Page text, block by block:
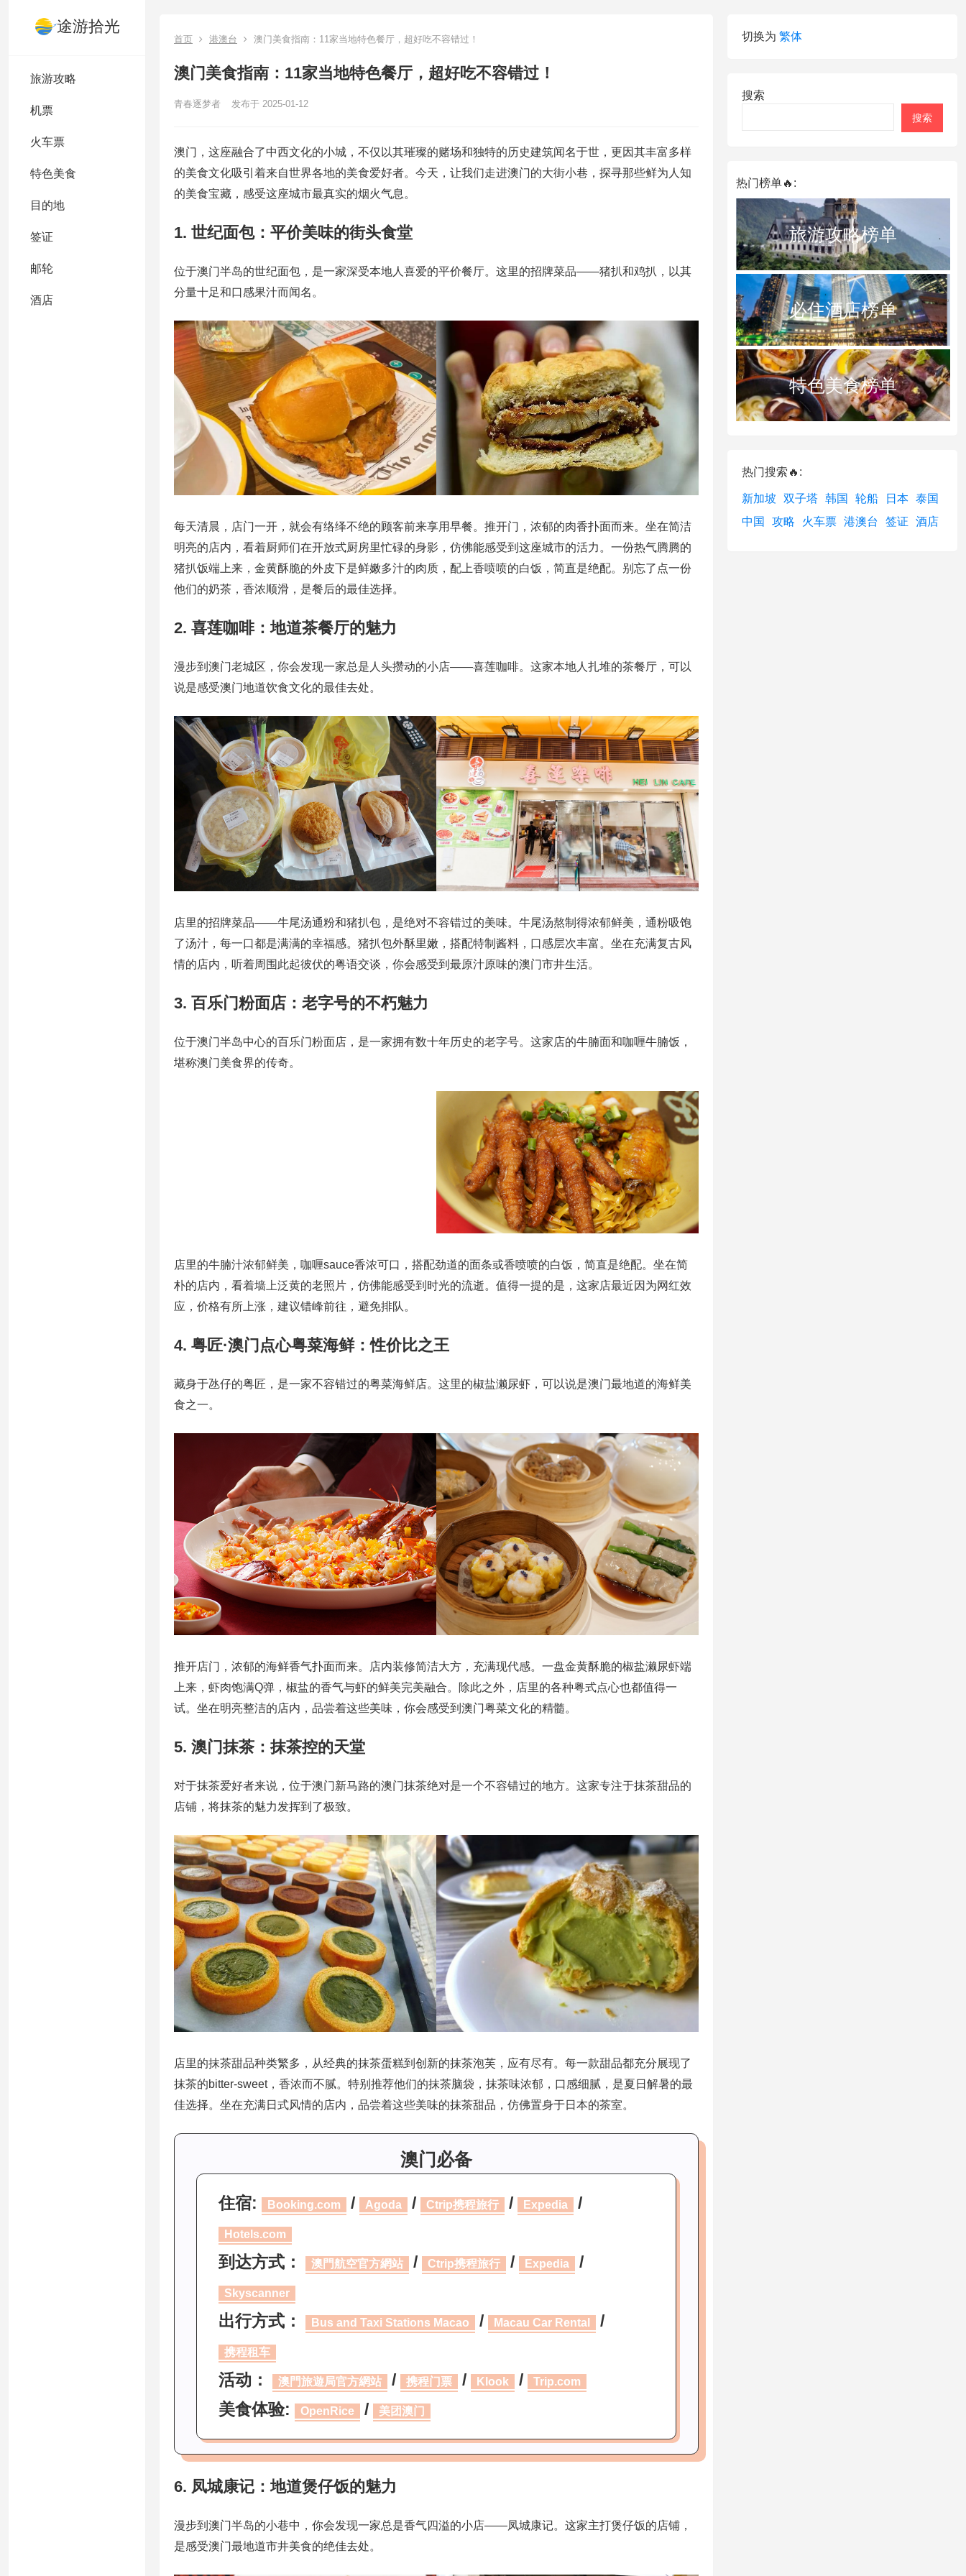
途游拾光
旅游攻略
机票
火车票
特色美食
目的地
签证
邮轮
酒店
首页 港澳台 澳门美食指南：11家当地特色餐厅，超好吃不容错过！
澳门美食指南：11家当地特色餐厅，超好吃不容错过！
青春逐梦者 发布于 2025-01-12
澳门，这座融合了中西文化的小城，不仅以其璀璨的赌场和独特的历史建筑闻名于世，更因其丰富多样
的美食文化吸引着来自世界各地的美食爱好者。今天，让我们走进澳门的大街小巷，探寻那些鲜为人知
的美食宝藏，感受这座城市最真实的烟火气息。
1. 世纪面包：平价美味的街头食堂
位于澳门半岛的世纪面包，是一家深受本地人喜爱的平价餐厅。这里的招牌菜品——猪扒和鸡扒，以其
分量十足和口感果汁而闻名。
每天清晨，店门一开，就会有络绎不绝的顾客前来享用早餐。推开门，浓郁的肉香扑面而来。坐在简洁
明亮的店内，看着厨师们在开放式厨房里忙碌的身影，仿佛能感受到这座城市的活力。一份热气腾腾的
猪扒饭端上来，金黄酥脆的外皮下是鲜嫩多汁的肉质，配上香喷喷的白饭，简直是绝配。别忘了点一份
他们的奶茶，香浓顺滑，是餐后的最佳选择。
2. 喜莲咖啡：地道茶餐厅的魅力
漫步到澳门老城区，你会发现一家总是人头攒动的小店——喜莲咖啡。这家本地人扎堆的茶餐厅，可以
说是感受澳门地道饮食文化的最佳去处。
店里的招牌菜品——牛尾汤通粉和猪扒包，是绝对不容错过的美味。牛尾汤熬制得浓郁鲜美，通粉吸饱
了汤汁，每一口都是满满的幸福感。猪扒包外酥里嫩，搭配特制酱料，口感层次丰富。坐在充满复古风
情的店内，听着周围此起彼伏的粤语交谈，你会感受到最原汁原味的澳门市井生活。
3. 百乐门粉面店：老字号的不朽魅力
位于澳门半岛中心的百乐门粉面店，是一家拥有数十年历史的老字号。这家店的牛腩面和咖喱牛腩饭，
堪称澳门美食界的传奇。
店里的牛腩汁浓郁鲜美，咖喱sauce香浓可口，搭配劲道的面条或香喷喷的白饭，简直是绝配。坐在简
朴的店内，看着墙上泛黄的老照片，仿佛能感受到时光的流逝。值得一提的是，这家店最近因为网红效
应，价格有所上涨，建议错峰前往，避免排队。
4. 粤匠·澳门点心粤菜海鲜：性价比之王
藏身于氹仔的粤匠，是一家不容错过的粤菜海鲜店。这里的椒盐濑尿虾，可以说是澳门最地道的海鲜美
食之一。
推开店门，浓郁的海鲜香气扑面而来。店内装修简洁大方，充满现代感。一盘金黄酥脆的椒盐濑尿虾端
上来，虾肉饱满Q弹，椒盐的香气与虾的鲜美完美融合。除此之外，店里的各种粤式点心也都值得一
试。坐在明亮整洁的店内，品尝着这些美味，你会感受到澳门粤菜文化的精髓。
5. 澳门抹茶：抹茶控的天堂
对于抹茶爱好者来说，位于澳门新马路的澳门抹茶绝对是一个不容错过的地方。这家专注于抹茶甜品的
店铺，将抹茶的魅力发挥到了极致。
店里的抹茶甜品种类繁多，从经典的抹茶蛋糕到创新的抹茶泡芙，应有尽有。每一款甜品都充分展现了
抹茶的bitter-sweet，香浓而不腻。特别推荐他们的抹茶脑袋，抹茶味浓郁，口感细腻，是夏日解暑的最
佳选择。坐在充满日式风情的店内，品尝着这些美味的抹茶甜品，仿佛置身于日本的茶室。
澳门必备
住宿: Booking.com / Agoda / Ctrip携程旅行 / Expedia /
Hotels.com
到达方式： 澳門航空官方網站 / Ctrip携程旅行 / Expedia /
Skyscanner
出行方式： Bus and Taxi Stations Macao / Macau Car Rental /
携程租车
活动： 澳門旅遊局官方網站 / 携程门票 / Klook / Trip.com
美食体验: OpenRice / 美团澳门
6. 凤城康记：地道煲仔饭的魅力
漫步到澳门半岛的小巷中，你会发现一家总是香气四溢的小店——凤城康记。这家主打煲仔饭的店铺，
是感受澳门最地道市井美食的绝佳去处。
切换为 繁体
搜索
搜索
热门榜单🔥:
旅游攻略榜单
必住酒店榜单
特色美食榜单
热门搜索🔥:
新加坡 双子塔 韩国 轮船 日本 泰国
中国
攻略 火车票 港澳台 签证 酒店